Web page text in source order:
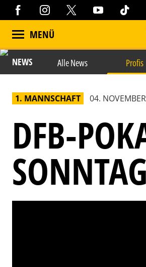
MENÜ
NEWS Alle News Profis
1. MANNSCHAFT 04.
DFB-
SONNTAG